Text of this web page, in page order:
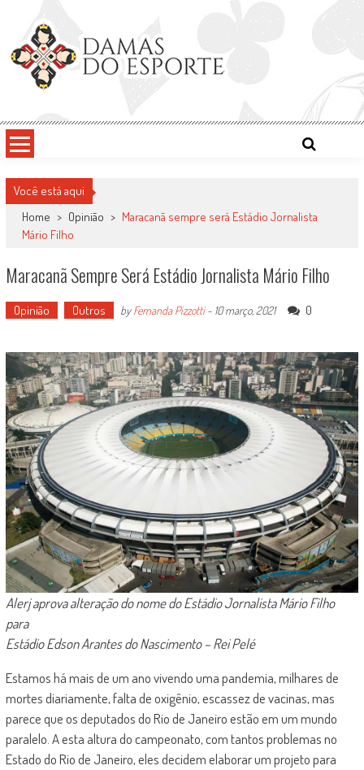
content
Damas do Esporte
Você está aqui
Home > Opinião > Maracanã sempre será Estádio Jornalista
Mário Filho
Maracanã Sempre Será Estádio Jornalista Mário Filho
Opinião Outros byFernanda Pizzotti- 10 março, 2021 0
Alerj aprova alteração do nome do Estádio Jornalista Mário Filho
para
Estádio Edson Arantes do Nascimento – Rei Pelé
Estamos há mais de um ano vivendo uma pandemia, milhares de
mortes diariamente, falta de oxigênio, escassez de vacinas, mas
parece que os deputados do Rio de Janeiro estão em um mundo
paralelo. A esta altura do campeonato, com tantos problemas no
Estado do Rio de Janeiro, eles decidem elaborar um projeto para